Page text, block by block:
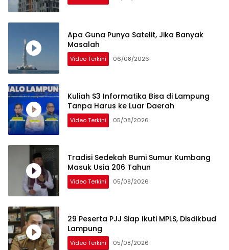
Apa Guna Punya Satelit, Jika Banyak
Masalah
Video Terkini 06/08/2026
Kuliah S3 Informatika Bisa di Lampung
Tanpa Harus ke Luar Daerah
Video Terkini 05/08/2026
Tradisi Sedekah Bumi Sumur Kumbang
Masuk Usia 206 Tahun
Video Terkini 05/08/2026
29 Peserta PJJ Siap Ikuti MPLS, Disdikbud
Lampung
Video Terkini 05/08/2026